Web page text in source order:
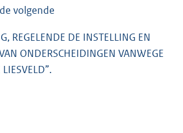
volgende
REGELENDE DE INSTELLING EN
ONDERSCHEIDINGEN VANWEGE